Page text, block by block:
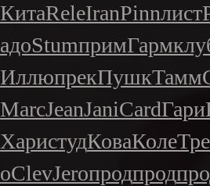
КитаReleIranPinnлист
адоStumпримГарм
ИллюпрекПушкТамм
MarcJeanJaniCardГари
ХаристудКоваКоле
оClevJeroпродпрод